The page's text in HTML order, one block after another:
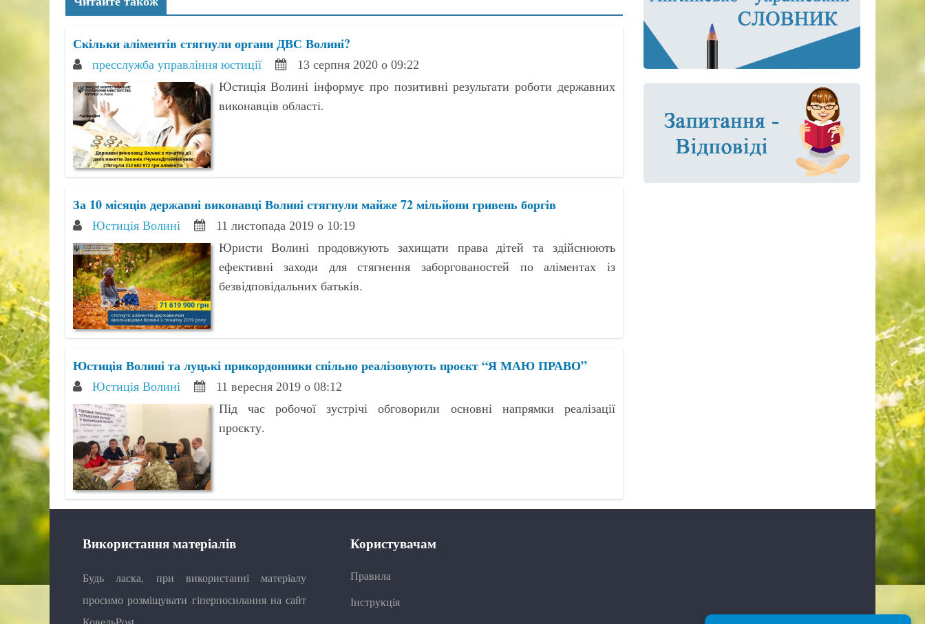
Скільки аліментів стягнули органи ДВС Волині?
пресслужба управління юстиції 13 серпня 2020 о 09:22
Юстиція Волині інформує про позитивні результати роботи державних
виконавців області.
За 10 місяців державні виконавці Волині стягнули майже 72 мільйони гривень боргів
Юстиція Волині 11 листопада 2019 о 10:19
Юристи Волині продовжують захищати права дітей та здійснюють
ефективні заходи для стягнення заборгованостей по аліментах із
безвідповідальних батьків.
Юстиція Волині та луцькі прикордонники спільно реалізовують проєкт “Я МАЮ ПРАВО”
Юстиція Волині 11 вересня 2019 о 08:12
Під час робочої зустрічі обговорили основні напрямки реалізації
проєкту.
Використання матеріалів
Будь ласка, при використанні матеріалу
просимо розміщувати гіперпосилання на сайт
Користувачам
Правила
Інструкція